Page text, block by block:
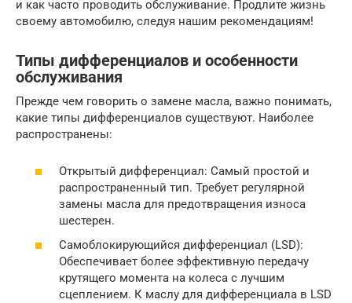
и как часто проводить обслуживание. Продлите жизнь
своему автомобилю, следуя нашим рекомендациям!
Типы дифференциалов и особенности
обслуживания
Прежде чем говорить о замене масла, важно понимать,
какие типы дифференциалов существуют. Наиболее
распространены:
Открытый дифференциал: Самый простой и
распространенный тип. Требует регулярной
замены масла для предотвращения износа
шестерен.
Самоблокирующийся дифференциал (LSD):
Обеспечивает более эффективную передачу
крутящего момента на колеса с лучшим
сцеплением. К маслу для дифференциала в LSD